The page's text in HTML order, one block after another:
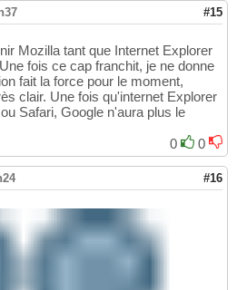
#15
Mozilla tant que Internet Explorer
fois ce cap franchit, je ne donne
fait la force pour le moment,
clair. Une fois qu'internet Explorer
Safari, Google n'aura plus le
0
0
#16